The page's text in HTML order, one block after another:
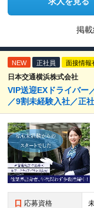
掲載
NEW 正社員 面接情報
日本交通横浜株式会社
VIP送迎EXドライバー
／9割未経験入社／正
応募資格